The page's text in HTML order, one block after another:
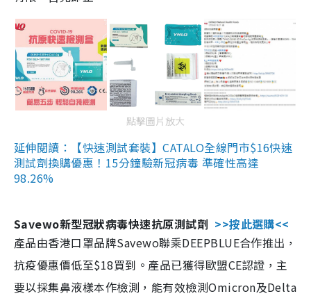
點擊圖片放大
延伸閱讀：【快速測試套裝】CATALO全線門市$16快速
測試劑換購優惠！15分鐘驗新冠病毒 準確性高達
98.26%
Savewo新型冠狀病毒快速抗原測試劑 >>按此選購<<
產品由香港口罩品牌Savewo聯乘DEEPBLUE合作推出，
抗疫優惠價低至$18買到。產品已獲得歐盟CE認證，主
要以採集鼻液樣本作檢測，能有效檢測Omicron及Delta